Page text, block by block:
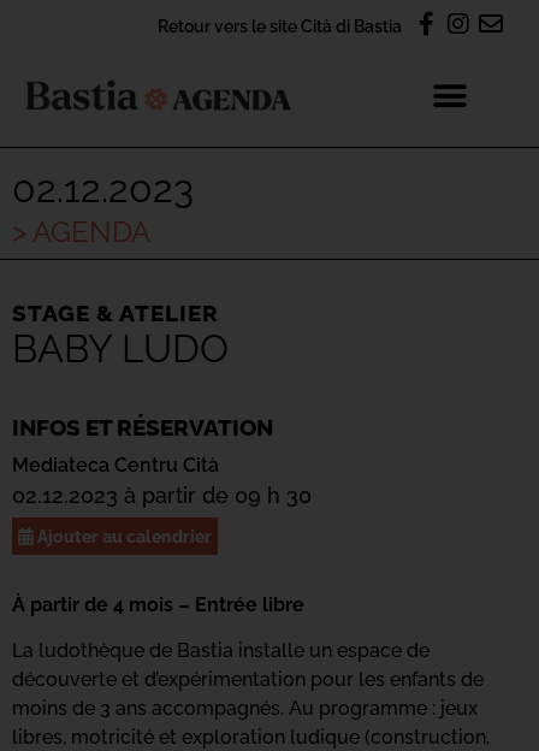
Retour vers le site Cità di Bastia
02.12.2023
> AGENDA
STAGE & ATELIER
BABY LUDO
INFOS ET RÉSERVATION
Mediateca Centru Cità
02.12.2023 à partir de 09 h 30
Ajouter au calendrier
À partir de 4 mois – Entrée libre
La ludothèque de Bastia installe un espace de
découverte et d’expérimentation pour les enfants de
moins de 3 ans accompagnés. Au programme : jeux
libres, motricité et exploration ludique (construction,